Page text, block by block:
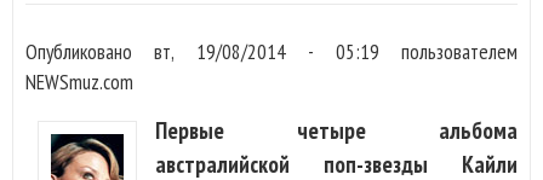
Опубликовановт, 19/08/2014 - 05:19 пользователем
NEWSmuz.com
Первые четыре альбома
австралийской поп-звезды Кайли